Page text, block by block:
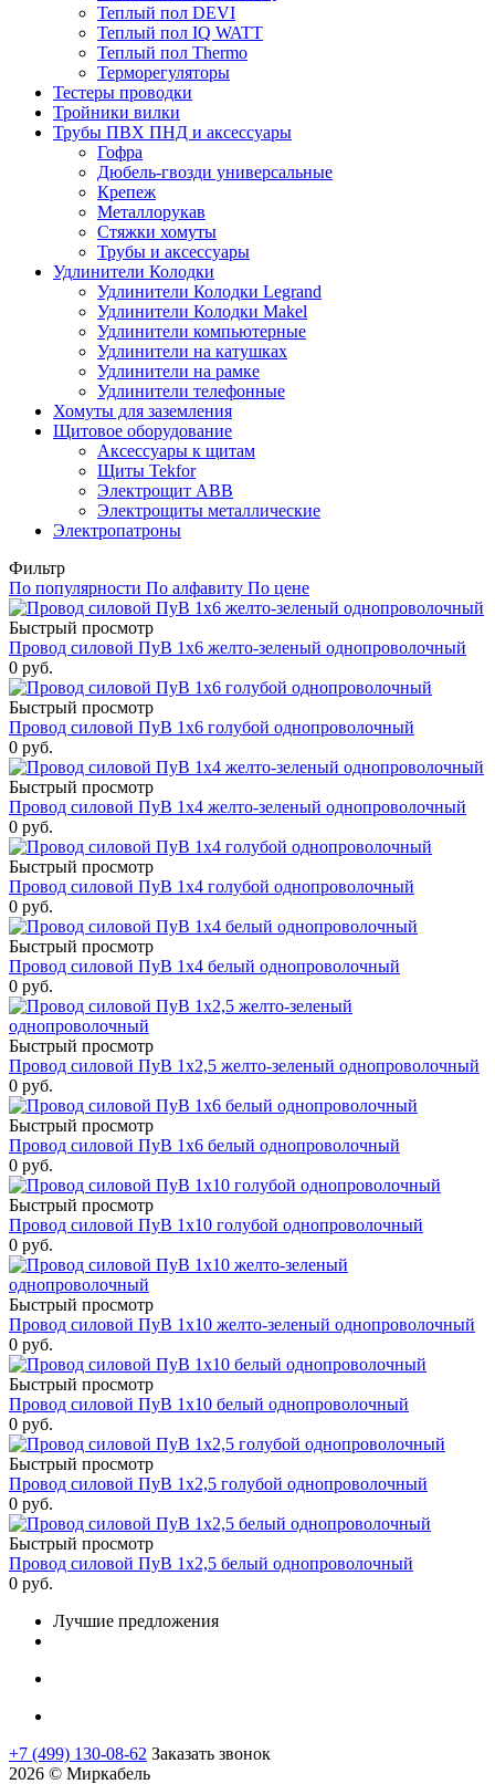
Теплый пол DEVI
Теплый пол IQ WATT
Теплый пол Thermo
Терморегуляторы
Тестеры проводки
Тройники вилки
Трубы ПВХ ПНД и аксессуары
Гофра
Дюбель-гвозди универсальные
Крепеж
Металлорукав
Стяжки хомуты
Трубы и аксессуары
Удлинители Колодки
Удлинители Колодки Legrand
Удлинители Колодки Makel
Удлинители компьютерные
Удлинители на катушках
Удлинители на рамке
Удлинители телефонные
Хомуты для заземления
Щитовое оборудование
Аксессуары к щитам
Щиты Tekfor
Электрощит АВВ
Электрощиты металлические
Электропатроны
Фильтр
По популярности По алфавиту По цене
Быстрый просмотр
Провод силовой ПуВ 1х6 желто-зеленый однопроволочный
0 руб.
Быстрый просмотр
Провод силовой ПуВ 1х6 голубой однопроволочный
0 руб.
Быстрый просмотр
Провод силовой ПуВ 1х4 желто-зеленый однопроволочный
0 руб.
Быстрый просмотр
Провод силовой ПуВ 1х4 голубой однопроволочный
0 руб.
Быстрый просмотр
Провод силовой ПуВ 1х4 белый однопроволочный
0 руб.
Быстрый просмотр
Провод силовой ПуВ 1х2,5 желто-зеленый однопроволочный
0 руб.
Быстрый просмотр
Провод силовой ПуВ 1х6 белый однопроволочный
0 руб.
Быстрый просмотр
Провод силовой ПуВ 1х10 голубой однопроволочный
0 руб.
Быстрый просмотр
Провод силовой ПуВ 1х10 желто-зеленый однопроволочный
0 руб.
Быстрый просмотр
Провод силовой ПуВ 1х10 белый однопроволочный
0 руб.
Быстрый просмотр
Провод силовой ПуВ 1х2,5 голубой однопроволочный
0 руб.
Быстрый просмотр
Провод силовой ПуВ 1х2,5 белый однопроволочный
0 руб.
Лучшие предложения
+7 (499) 130-08-62 Заказать звонок
2026 © Миркабель